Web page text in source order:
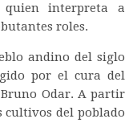
interpreta a
roles.
andino del siglo
por el cura del
Odar. A partir
cultivos del poblado